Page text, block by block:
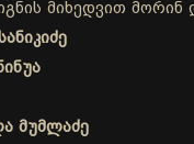
მიხედვით მორინ
მუმლაძე